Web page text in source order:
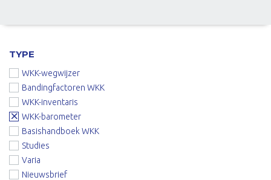
TYPE
WKK-wegwijzer
Bandingfactoren WKK
WKK-inventaris
WKK-barometer
Basishandboek WKK
Studies
Varia
Nieuwsbrief